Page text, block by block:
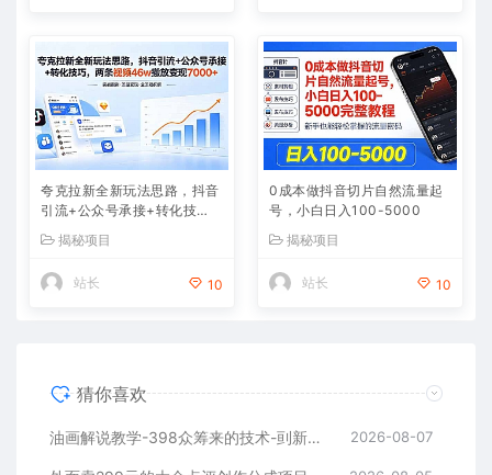
夸克拉新全新玩法思路，抖音
引流+公众号承接+转化技
000+
揭秘项目
站长 10
0成本做抖音切片自然流量起
号，小白日入100-5000
揭秘项目
站长 10
猜你喜欢
油画解说教学-398众筹来的技术-刯新：选题×对标×素材×文案×配音×剪辑×2天开精选×7天通9项权益 2026-08-07